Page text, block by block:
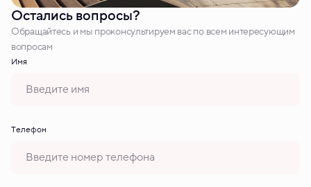
Остались вопросы?
Обращайтесь и мы проконсультируем вас по всем интересующим
вопросам
Имя
Tелефон